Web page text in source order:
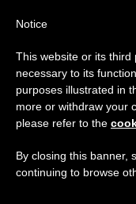
ETIQUETA
Aviso
Del 27 de julio
anual,
se generan
Notice
This website or its third
necessary to its
purposes illustrated in
more or withdraw your
please refer to the
By closing this banner,
continuing to browse